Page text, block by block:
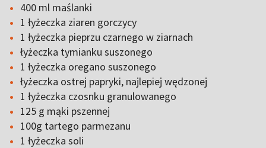
400 ml maślanki
1 łyżeczka ziaren gorczycy
1 łyżeczka pieprzu czarnego w ziarnach
łyżeczka tymianku suszonego
1 łyżeczka oregano suszonego
łyżeczka ostrej papryki, najlepiej wędzonej
1 łyżeczka czosnku granulowanego
125 g mąki pszennej
100g tartego parmezanu
1 łyżeczka soli